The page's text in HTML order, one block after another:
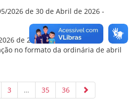
2026 de 30 de Abril de 2026 -
de 29 de Abril de 2026 -
no formato da ordinária de abril
3 … 35 36